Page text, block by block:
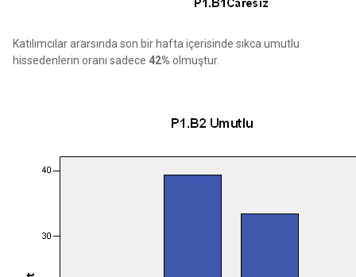
Katılımcılar ararsında son bir hafta içerisinde sıkca umutlu
hissedenlerin oranı sadece 42% olmuştur.